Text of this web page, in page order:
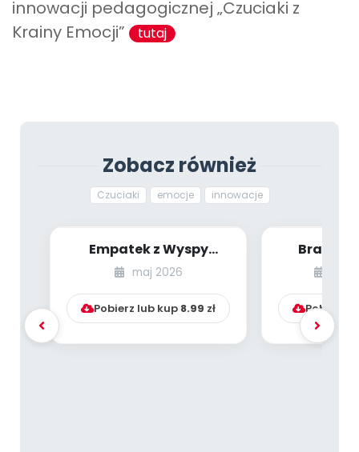
innowacji pedagogicznej „Czuciaki z
Krainy Emocji”
tutaj
Zobacz również
Czuciaki emocje innowacje
Empatek z Wyspy
Współczucia
maj 2026
Pobierz lub kup 8.99 zł Pobierz